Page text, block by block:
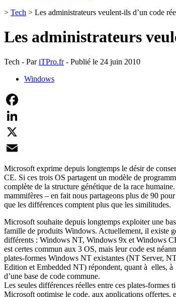
> Tech > Les administrateurs veulent-ils d’un code
Les administrateurs
Tech - PariTPro.fr- Publié le 24 juin 2010
Windows
Facebook
LinkedIn
X
Email
Microsoft exprime depuis longtemps le désir de
CE. Si ces trois OS partagent un modèle de
complète de la structure génétique de la race
mammifères – en fait nous partageons plus de 90
que les différences comptent plus que les similitudes.
Microsoft souhaite depuis longtemps exploiter une
famille de produits Windows. Actuellement, il existe
différents : Windows NT, Windows 9x et Windows
est certes commun aux 3 OS, mais leur code est
plates-formes Windows NT existantes (NT Server,
Edition et Embedded NT) répondent, quant à elles,
d’une base de code commune.
Les seules différences réelles entre ces plates-formes
Microsoft optimise le code, aux applications offertes,